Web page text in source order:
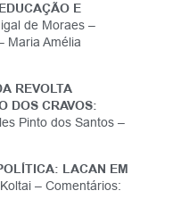
E
de Moraes –
Maria Amélia
REVOLTA
DOS CRAVOS:
Pinto dos Santos –
LACAN EM
– Comentários: